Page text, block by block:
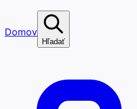
Domov
Hľadať